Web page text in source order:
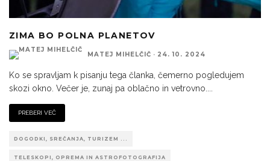
ZIMA BO POLNA PLANETOV
MATEJ MIHELČIČ · 24. 10. 2024
Ko se spravljam k pisanju tega članka, čemerno pogledujem
skozi okno. Večer je, zunaj pa oblačno in vetrovno.
PREBERI VEČ
DOGODKI, SREČANJA, TURIZEM ...
TELESKOPI, OPREMA IN ASTROFOTOGRAFIJA